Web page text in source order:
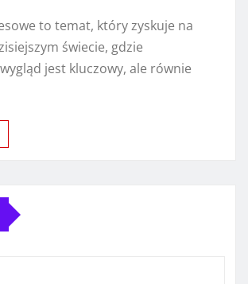
to temat, który zyskuje na
świecie, gdzie
jest kluczowy, ale równie